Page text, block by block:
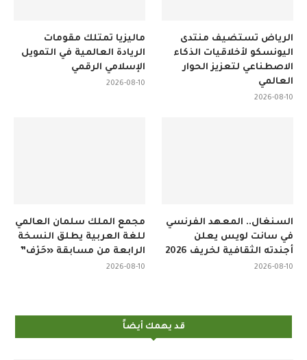
ماليزيا تمتلك مقومات
الريادة العالمية في التمويل
الإسلامي الرقمي
2026-08-10
الرياض تستضيف منتدى
اليونسكو لأخلاقيات الذكاء
الاصطناعي لتعزيز الحوار
العالمي
2026-08-10
مجمع الملك سلمان العالمي
للغة العربية يطلق النسخة
الرابعة من مسابقة «حَرْف”
2026-08-10
السنغال.. المعهد الفرنسي
في سانت لويس يعلن
أجندته الثقافية لخريف 2026
2026-08-10
قد يهمك أيضاً